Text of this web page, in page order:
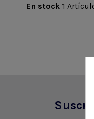
En stock 1